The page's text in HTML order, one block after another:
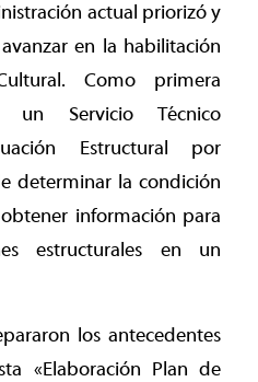
actual priorizó y
en la habilitación
Como primera
un Servicio Técnico
Estructural por
determinar la condición
información para
estructurales en un
los antecedentes
«Elaboración Plan de